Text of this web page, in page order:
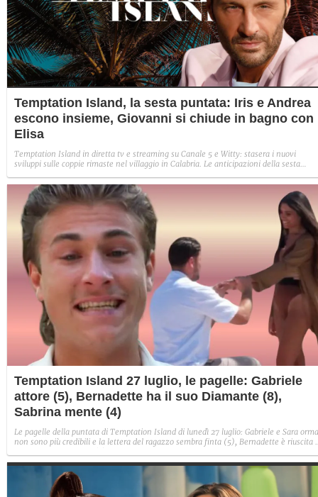
Temptation Island, la sesta puntata: Iris e Andrea
escono insieme, Giovanni si chiude in bagno con
Elisa
Temptation Island in diretta tv e streaming su Canale 5 e Witty: stasera i nuovi
sviluppi sulle coppie rimaste nel villaggio in Calabria. Le anticipazioni della sesta
Sabrina rifiuta il falò con Giovanni e si avvicina a Lory.
Temptation Island 27 luglio, le pagelle: Gabriele
attore (5), Bernadette ha il suo Diamante (8),
Sabrina mente (4)
Le pagelle della puntata di Temptation Island di lunedì 27 luglio: Gabriele e Sara
non sono più credibili e la lettera del ragazzo sembra finta (5), Bernadette è riuscita
Giovanni che se stessa in un solo momento (4).